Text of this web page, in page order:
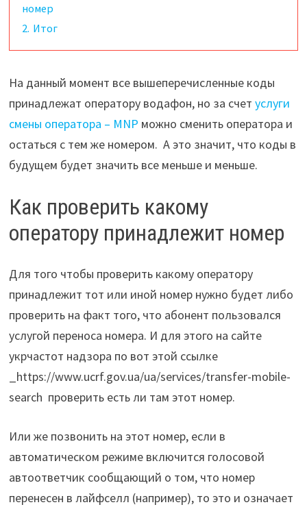
номер
2. Итог
На данный момент все вышеперечисленные коды
принадлежат оператору водафон, но за счет услуги
смены оператора – MNP можно сменить оператора и
остаться с тем же номером. А это значит, что коды в
будущем будет значить все меньше и меньше.
Как проверить какому
оператору принадлежит номер
Для того чтобы проверить какому оператору
принадлежит тот или иной номер нужно будет либо
проверить на факт того, что абонент пользовался
услугой переноса номера. И для этого на сайте
укрчастот надзора по вот этой ссылке
_https://www.ucrf.gov.ua/ua/services/transfer-mobile-
search проверить есть ли там этот номер.
Или же позвонить на этот номер, если в
автоматическом режиме включится голосовой
автоответчик сообщающий о том, что номер
перенесен в лайфселл (например), то это и означает